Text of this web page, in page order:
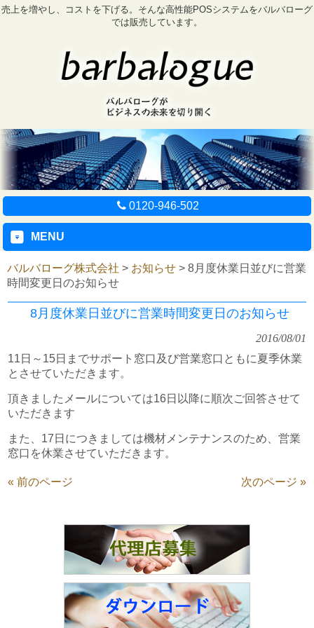
売上を増やし、コストを下げる。そんな高性能POSシステムをバルバローグ
では販売しています。
0120-946-502
MENU
バルバローグ株式会社 > お知らせ > 8月度休業日並びに営業
時間変更日のお知らせ
8月度休業日並びに営業時間変更日のお知らせ
2016/08/01
11日～15日までサポート窓口及び営業窓口ともに夏季休業
とさせていただきます。
頂きましたメールについては16日以降に順次ご回答させて
いただきます
また、17日につきましては機材メンテナンスのため、営業
窓口を休業させていただきます。
« 前のページ 次のページ »